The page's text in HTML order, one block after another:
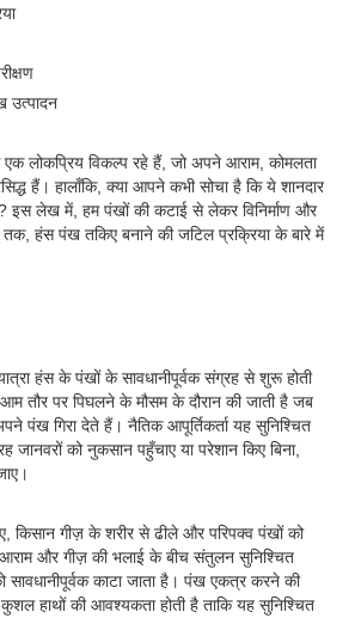
लोकप्रिय विकल्प रहे हैं, जो अपने आराम, कोमलता
हैं। हालाँकि, क्या आपने कभी सोचा है कि ये शानदार
इस लेख में, हम पंखों की कटाई से लेकर विनिर्माण और
तक, हंस पंख तकिए बनाने की जटिल प्रक्रिया के बारे में
हंस के पंखों के सावधानीपूर्वक संग्रह से शुरू होती
तौर पर पिघलने के मौसम के दौरान की जाती है जब
पंख गिरा देते हैं। नैतिक आपूर्तिकर्ता यह सुनिश्चित
जानवरों को नुकसान पहुँचाए या परेशान किए बिना,
किसान गीज़ के शरीर से ढीले और परिपक्व पंखों को
और गीज़ की भलाई के बीच संतुलन सुनिश्चित
काटा जाता है। पंख एकत्र करने की
हाथों की आवश्यकता होती है ताकि यह सुनिश्चित